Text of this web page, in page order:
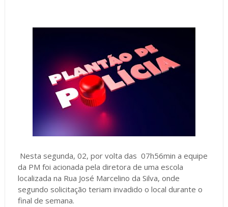
Nesta segunda, 02, por volta das 07h56min a equipe
da PM foi acionada pela diretora de uma escola
localizada na Rua José Marcelino da Silva, onde
segundo solicitação teriam invadido o local durante o
final de semana.